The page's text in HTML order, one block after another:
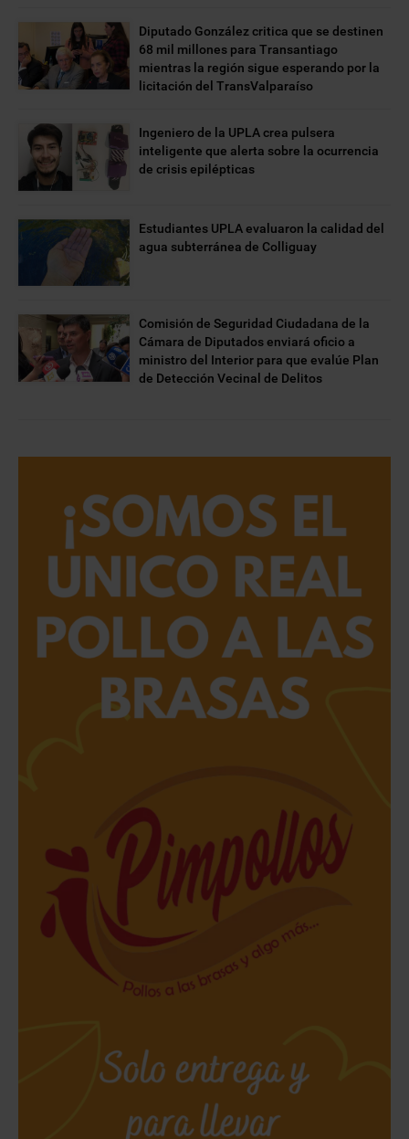
Diputado González critica que se destinen
68 mil millones para Transantiago
mientras la región sigue esperando por la
licitación del TransValparaíso
Ingeniero de la UPLA crea pulsera
inteligente que alerta sobre la ocurrencia
de crisis epilépticas
Estudiantes UPLA evaluaron la calidad del
agua subterránea de Colliguay
Comisión de Seguridad Ciudadana de la
Cámara de Diputados enviará oficio a
ministro del Interior para que evalúe Plan
de Detección Vecinal de Delitos